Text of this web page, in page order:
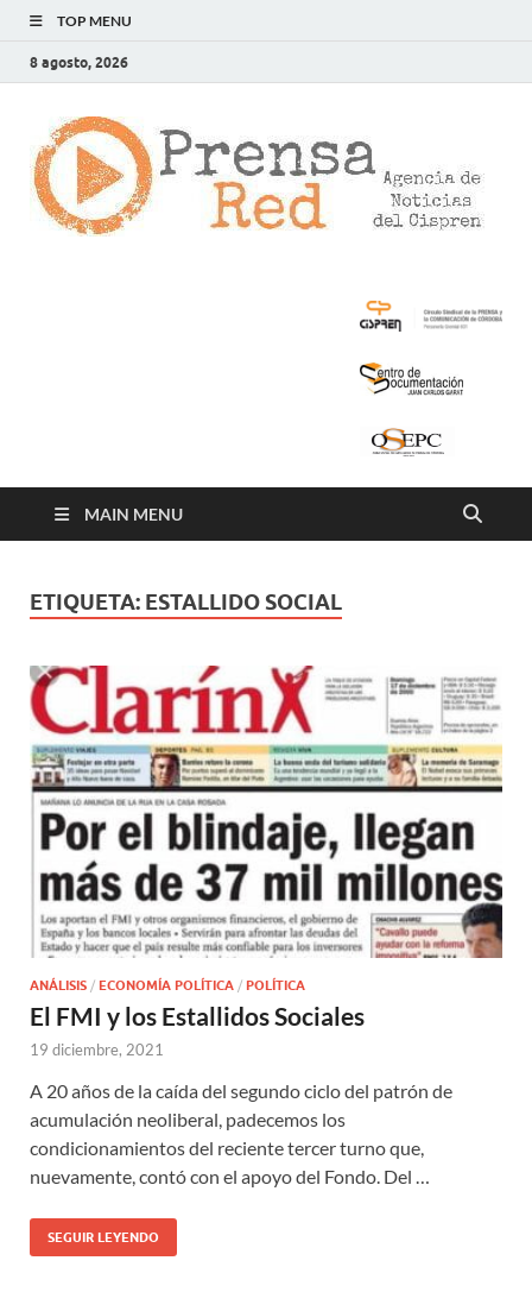
TOP MENU
8 agosto, 2026
MAIN MENU
ETIQUETA: ESTALLIDO SOCIAL
ANÁLISIS / ECONOMÍA POLÍTICA / POLÍTICA
El FMI y los Estallidos Sociales
19 diciembre, 2021
A 20 años de la caída del segundo ciclo del patrón de
acumulación neoliberal, padecemos los
condicionamientos del reciente tercer turno que,
nuevamente, contó con el apoyo del Fondo. Del …
SEGUIR LEYENDO